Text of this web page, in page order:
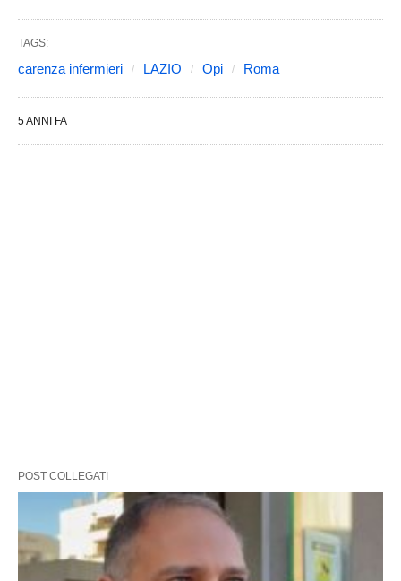
TAGS:
carenza infermieri LAZIO Opi Roma
5 ANNI FA
POST COLLEGATI